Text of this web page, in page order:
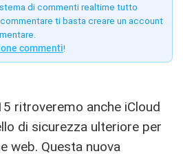
di commenti realtime tutto
ti basta creare un account
commenti!
ritroveremo anche iCloud
di sicurezza ulteriore per
web. Questa nuova